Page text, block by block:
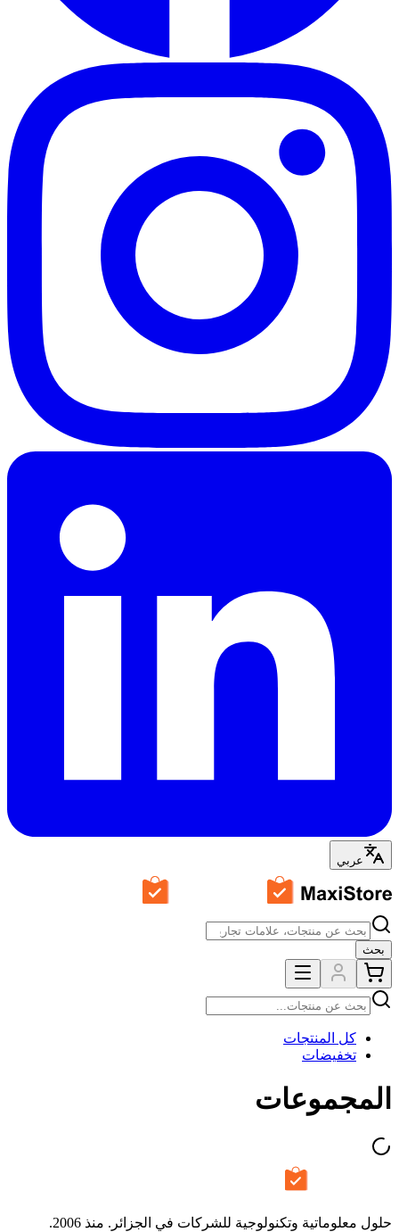
عربي
بحث
كل المنتجات
تخفيضات
المجموعات
حلول معلوماتية وتكنولوجية للشركات في الجزائر. منذ 2006.